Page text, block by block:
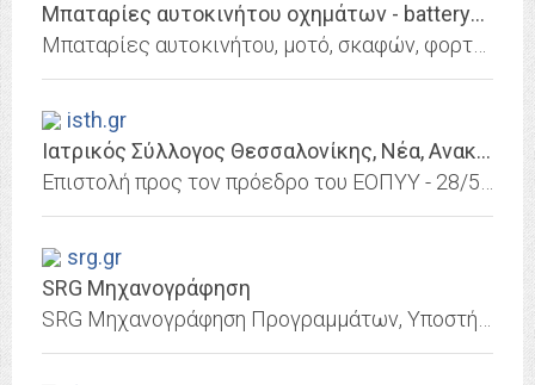
Μπαταρίες αυτοκινήτου οχημάτων - batterypark.gr
isth.gr
Ιατρικός Σύλλογος Θεσσαλονίκης, Νέα, Ανακοινώσεις, Θέσεις εργασίας
srg.gr
SRG Μηχανογράφηση